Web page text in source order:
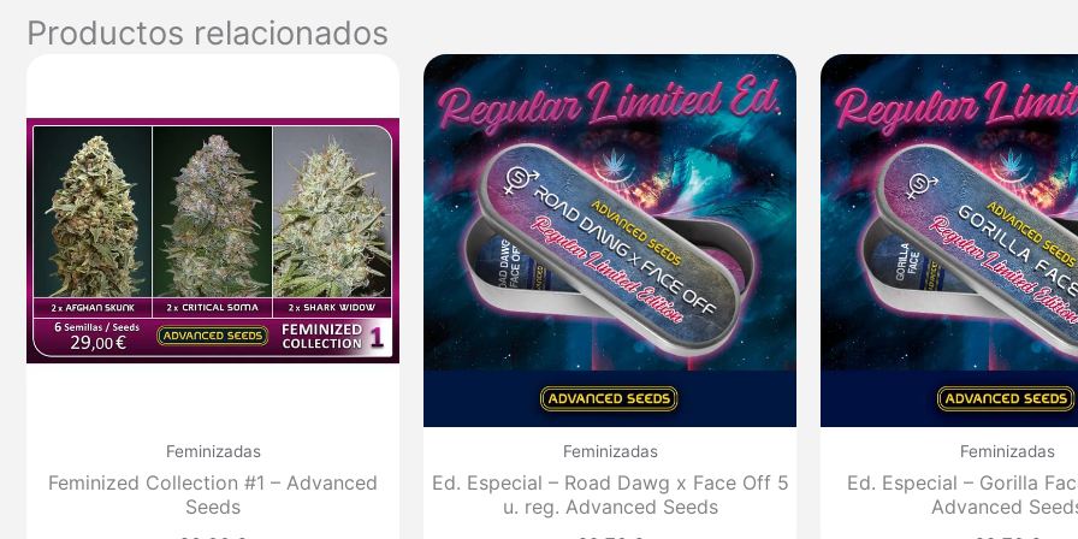
Productos relacionados
Feminizadas
Feminized Collection #1 – Advanced
Seeds
Feminizadas
Ed. Especial – Road Dawg x Face Off 5
u. reg. Advanced Seeds
Feminizadas
Ed. Especial – Gorilla
Advanced